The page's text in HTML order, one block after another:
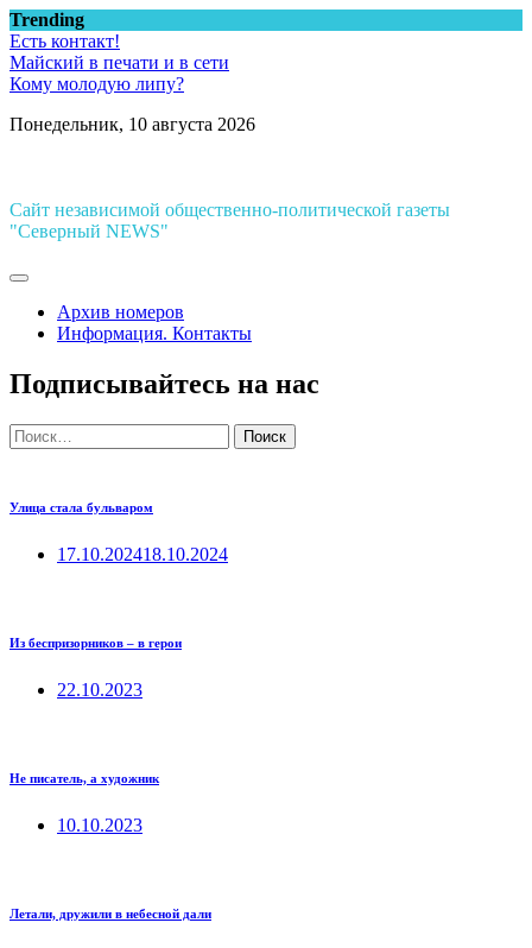
Перейти
к
содержимому
Trending
Есть контакт!
Майский в печати и в сети
Кому молодую липу?
Понедельник, 10 августа 2026
Сайт независимой общественно-политической газеты
"Северный NEWS"
Архив номеров
Информация. Контакты
Подписывайтесь на нас
Найти:
Улица стала бульваром
17.10.202418.10.2024
Из беспризорников – в герои
22.10.2023
Не писатель, а художник
10.10.2023
Летали, дружили в небесной дали